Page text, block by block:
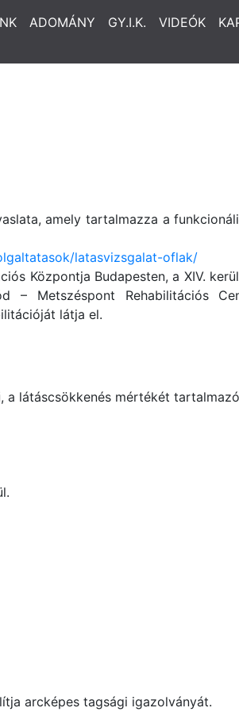
ADOMÁNY GY.I.K. VIDEÓK
amely tartalmazza a
latasvizsgalat-oflak/
Központja Budapesten, a XIV.
– Metszéspont Rehabilitációs
látja el.
látáscsökkenés mértékét
arcképes tagsági igazolványát.